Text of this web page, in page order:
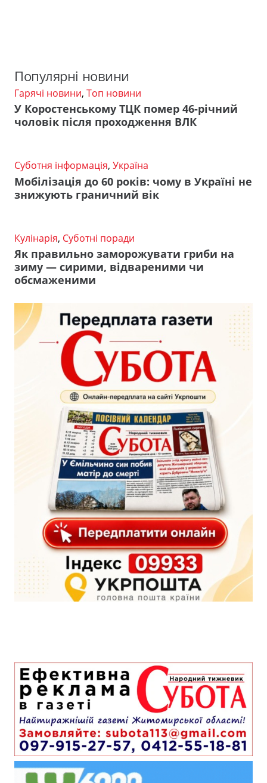
Популярні новини
Гарячі новини, Топ новини
У Коростенському ТЦК помер 46-річний
чоловік після проходження ВЛК
Суботня інформація, Україна
Мобілізація до 60 років: чому в Україні не
знижують граничний вік
Кулінарія, Суботні поради
Як правильно заморожувати гриби на
зиму — сирими, відвареними чи
обсмаженими